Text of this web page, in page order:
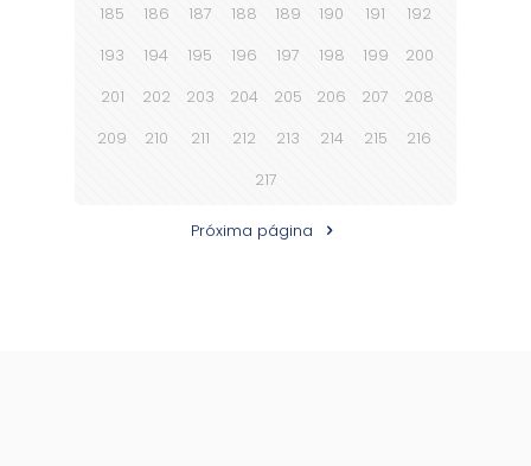
185
186 187 188 189 190 191
192
193
194 195 196 197 198 199
200
201
202 203 204 205 206 207
208
209
210 211 212 213 214 215
216
217
Próxima página